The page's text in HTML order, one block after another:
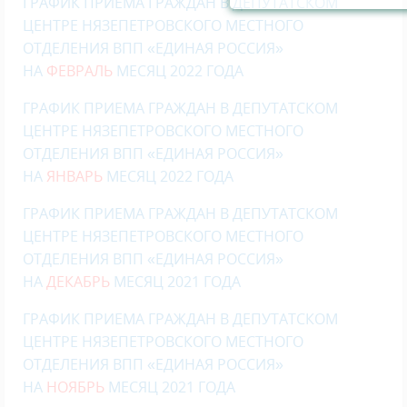
ЦЕНТРЕ НЯЗЕПЕТРОВСКОГО МЕСТНОГО
ОТДЕЛЕНИЯ ВПП «ЕДИНАЯ РОССИЯ»
НА ФЕВРАЛЬ МЕСЯЦ 2022 ГОДА
ГРАФИК ПРИЕМА ГРАЖДАН В ДЕПУТАТСКОМ
ЦЕНТРЕ НЯЗЕПЕТРОВСКОГО МЕСТНОГО
ОТДЕЛЕНИЯ ВПП «ЕДИНАЯ РОССИЯ»
НА ЯНВАРЬ МЕСЯЦ 2022 ГОДА
ГРАФИК ПРИЕМА ГРАЖДАН В ДЕПУТАТСКОМ
ЦЕНТРЕ НЯЗЕПЕТРОВСКОГО МЕСТНОГО
ОТДЕЛЕНИЯ ВПП «ЕДИНАЯ РОССИЯ»
НАДЕКАБРЬ МЕСЯЦ 2021 ГОДА
ГРАФИК ПРИЕМА ГРАЖДАН В ДЕПУТАТСКОМ
ЦЕНТРЕ НЯЗЕПЕТРОВСКОГО МЕСТНОГО
ОТДЕЛЕНИЯ ВПП «ЕДИНАЯ РОССИЯ»
НА НОЯБРЬ МЕСЯЦ 2021 ГОДА